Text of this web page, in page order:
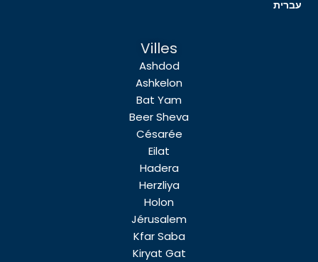
Villes
Ashdod
Ashkelon
Bat Yam
Beer Sheva
Césarée
Eilat
Hadera
Herzliya
Holon
Jérusalem
Kfar Saba
Kiryat Gat